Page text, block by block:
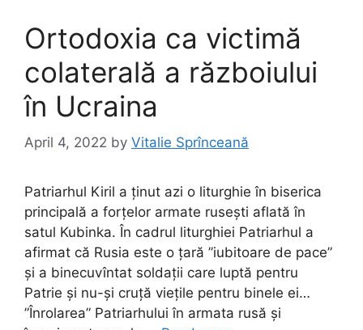
Ortodoxia ca victimă
colaterală a războiului
în Ucraina
April 4, 2022 by Vitalie Sprînceană
Patriarhul Kiril a ținut azi o liturghie în biserica
principală a forțelor armate rusești aflată în
satul Kubinka. În cadrul liturghiei Patriarhul a
afirmat că Rusia este o țară ”iubitoare de pace”
și a binecuvîntat soldații care luptă pentru
Patrie și nu-și cruță viețile pentru binele ei…
”Înrolarea” Patriarhului în armata rusă și